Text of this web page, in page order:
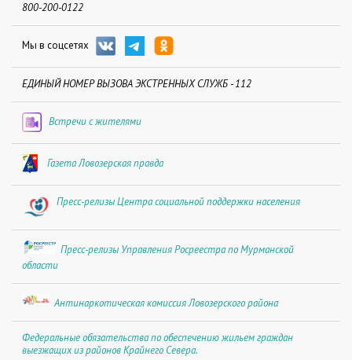
800-200-0122
Мы в соцсетях
ЕДИНЫЙ НОМЕР ВЫЗОВА ЭКСТРЕННЫХ СЛУЖБ - 112
Встречи с жителями
Газета Ловозерская правда
Пресс-релизы Центра социальной поддержки населения
Пресс-релизы Управления Росреестра по Мурманской
области
Антинаркотическая комиссия Ловозерского района
Федеральные обязательства по обеспечению жильем граждан
выезжащих из районов Крайнего Севера.